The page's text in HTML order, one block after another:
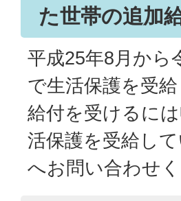
た世帯の追加
平成25年8月から
で生活保護を受
給付を受けるに
活保護を受給し
へお問い合わせく